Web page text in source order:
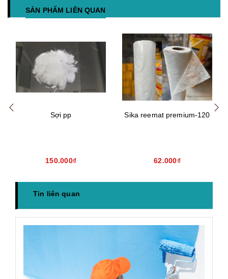
SẢN PHẨM LIÊN QUAN
Sợi pp
150.000₫
Sika reemat premium-120
62.000₫
Mua hàng Mua hàng
Tin liên quan